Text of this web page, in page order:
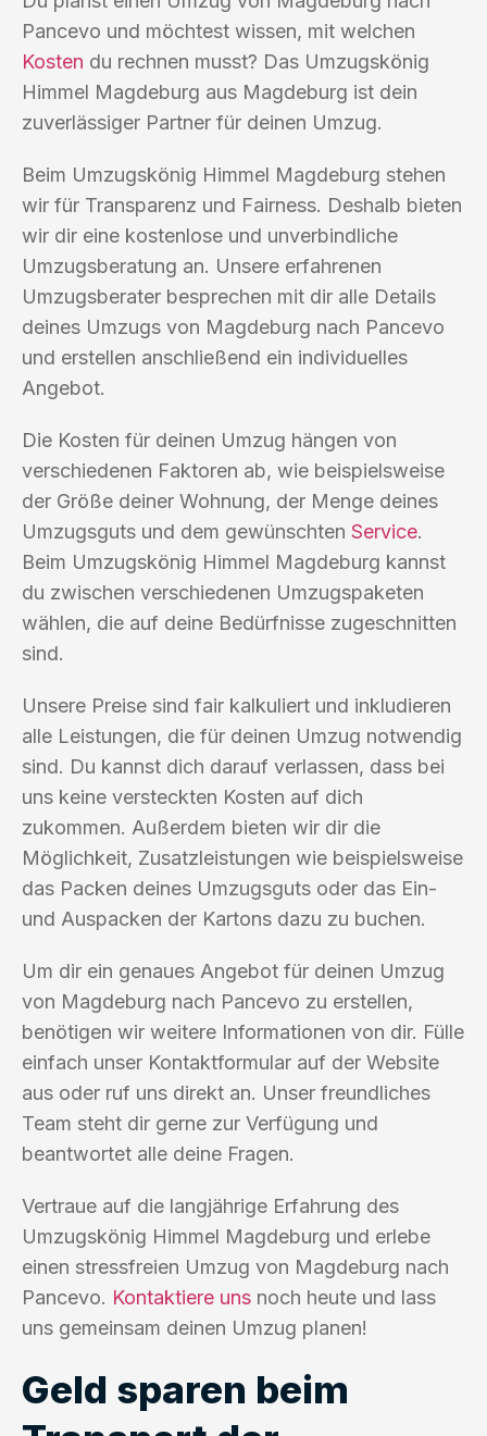
Pancevo und möchtest wissen, mit welchen
Kosten du rechnen musst? Das Umzugskönig
Himmel Magdeburg aus Magdeburg ist dein
zuverlässiger Partner für deinen Umzug.
Beim Umzugskönig Himmel Magdeburg stehen
wir für Transparenz und Fairness. Deshalb bieten
wir dir eine kostenlose und unverbindliche
Umzugsberatung an. Unsere erfahrenen
Umzugsberater besprechen mit dir alle Details
deines Umzugs von Magdeburg nach Pancevo
und erstellen anschließend ein individuelles
Angebot.
Die Kosten für deinen Umzug hängen von
verschiedenen Faktoren ab, wie beispielsweise
der Größe deiner Wohnung, der Menge deines
Umzugsguts und dem gewünschten Service.
Beim Umzugskönig Himmel Magdeburg kannst
du zwischen verschiedenen Umzugspaketen
wählen, die auf deine Bedürfnisse zugeschnitten
sind.
Unsere Preise sind fair kalkuliert und inkludieren
alle Leistungen, die für deinen Umzug notwendig
sind. Du kannst dich darauf verlassen, dass bei
uns keine versteckten Kosten auf dich
zukommen. Außerdem bieten wir dir die
Möglichkeit, Zusatzleistungen wie beispielsweise
das Packen deines Umzugsguts oder das Ein-
und Auspacken der Kartons dazu zu buchen.
Um dir ein genaues Angebot für deinen Umzug
von Magdeburg nach Pancevo zu erstellen,
benötigen wir weitere Informationen von dir. Fülle
einfach unser Kontaktformular auf der Website
aus oder ruf uns direkt an. Unser freundliches
Team steht dir gerne zur Verfügung und
beantwortet alle deine Fragen.
Vertraue auf die langjährige Erfahrung des
Umzugskönig Himmel Magdeburg und erlebe
einen stressfreien Umzug von Magdeburg nach
Pancevo. Kontaktiere uns noch heute und lass
uns gemeinsam deinen Umzug planen!
Geld sparen beim